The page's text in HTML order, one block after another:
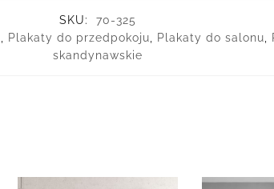
SKU:
70-325
, Plakaty do przedpokoju, Plakaty do salonu,
skandynawskie